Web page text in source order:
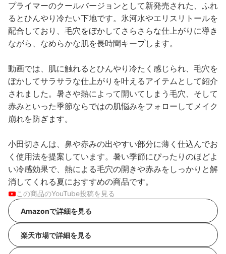
プライマーのクールバージョンとして新発売された、ふれ
るとひんやり冷たい下地です。氷河水やエリスリトールを
配合しており、毛穴をぼかしてさらさらな仕上がりに導き
ながら、なめらかな肌を長時間キープします。
動画では、肌に触れるとひんやり冷たく感じられ、毛穴を
ぼかしてサラサラな仕上がりを叶えるアイテムとして紹介
されました。暑さや熱によって開いてしまう毛穴、そして
赤みといった季節ならではの肌悩みをフォローしてメイク
崩れを防ぎます。
小田切さんは、鼻や赤みの出やすい部分に薄く仕込んでお
く使用法を提案しています。暑い季節にぴったりのほどよ
い冷感効果で、熱による毛穴の開きや赤みをしっかりと解
消してくれる夏におすすめの商品です。
この商品のYouTube投稿を見る
Amazonで詳細を見る
楽天市場で詳細を見る